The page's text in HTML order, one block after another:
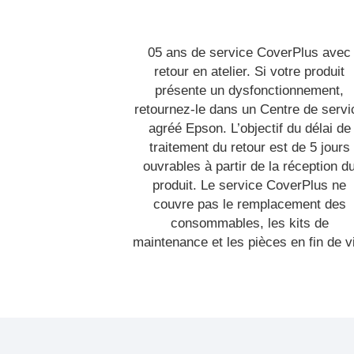
05 ans de service CoverPlus avec
retour en atelier. Si votre produit
présente un dysfonctionnement,
retournez-le dans un Centre de
agréé Epson. L’objectif du délai de
traitement du retour est de 5 jours
ouvrables à partir de la réception
produit. Le service CoverPlus ne
couvre pas le remplacement des
consommables, les kits de
maintenance et les pièces en fin de